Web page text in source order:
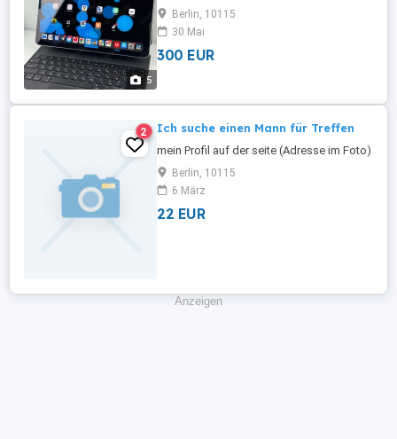
5
ohne Zubehör 415 mit all Zubehör Enthält
Magic Keyboard, Etui, Apple Pencil und
Ladegerät. Abholung nach Vereinbarung.
Der Versand ist auch möglich. Der
Berlin, 10115
30 Mai
300 EUR
2 Ich suche einen Mann für Treffen
mein Profil auf der seite (Adresse im Foto)
Berlin, 10115
6 März
22 EUR
Anzeigen